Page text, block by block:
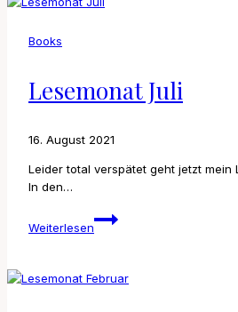
Books
Lesemonat Juli
16. August 2021
Leider total verspätet geht jetzt mein
In den…
Weiterlesen
Lesemonat
Juli